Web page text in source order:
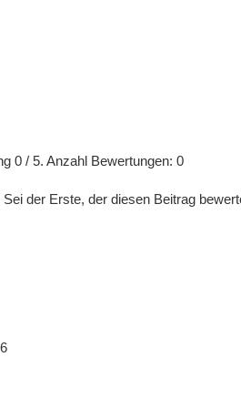
0 / 5. Anzahl Bewertungen: 0
der Erste, der diesen Beitrag